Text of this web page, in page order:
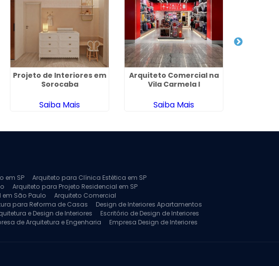
Projeto de Interiores em
Sorocaba
Saiba Mais
Arquiteto Comercial na
Vila Carmela I
Saiba Mais
em SP
Arquiteto para Clínica Estética em SP
Arquiteto para Projeto Residencial em SP
São Paulo
Arquiteto Comercial
para Reforma de Casas
Design de Interiores Apartamentos
e Design de Interiores
Escritório de Design de Interiores
de Arquitetura e Engenharia
Empresa Design de Interiores